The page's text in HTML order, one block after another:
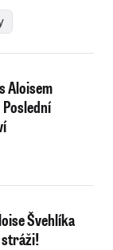
Aloisem
Švehlíka
stráži!